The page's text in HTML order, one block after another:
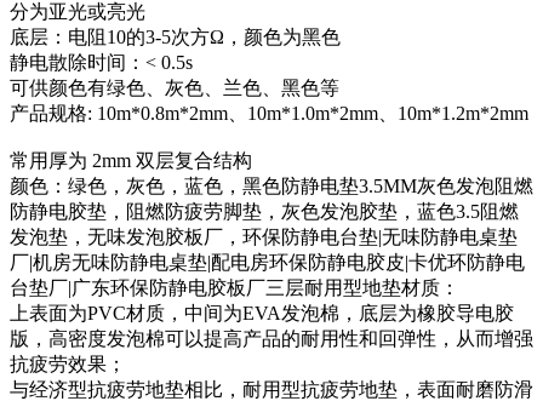
分为亚光或亮光
底层：电阻10的3-5次方Ω，颜色为黑色
静电散除时间：< 0.5s
可供颜色有绿色、灰色、兰色、黑色等
产品规格: 10m*0.8m*2mm、10m*1.0m*2mm、10m*1.2m*2mm
常用厚为 2mm 双层复合结构
颜色：绿色，灰色，蓝色，黑色防静电垫3.5MM灰色发泡阻燃
防静电胶垫，阻燃防疲劳脚垫，灰色发泡胶垫，蓝色3.5阻燃
发泡垫，无味发泡胶板厂，环保防静电台垫|无味防静电桌垫
厂|机房无味防静电桌垫|配电房环保防静电胶皮|卡优环防静电
台垫厂|广东环保防静电胶板厂三层耐用型地垫材质：
上表面为PVC材质，中间为EVA发泡棉，底层为橡胶导电胶
版，高密度发泡棉可以提高产品的耐用性和回弹性，从而增强
抗疲劳效果；
与经济型抗疲劳地垫相比，耐用型抗疲劳地垫，表面耐磨防滑